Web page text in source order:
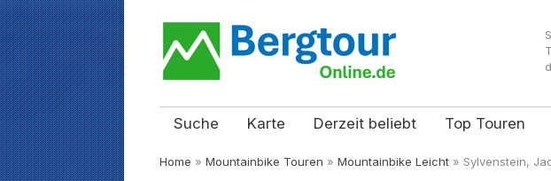
Suche Karte Derzeit beliebt Top Touren
Home » Mountainbike Touren » Mountainbike Leicht» Sylvenstein,